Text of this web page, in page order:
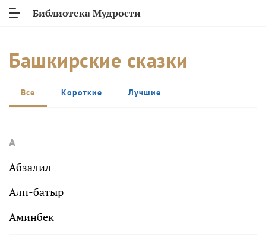
Библиотека Мудрости
Башкирские сказки
Все Короткие Лучшие
А
Абзалил
Алп-батыр
Аминбек